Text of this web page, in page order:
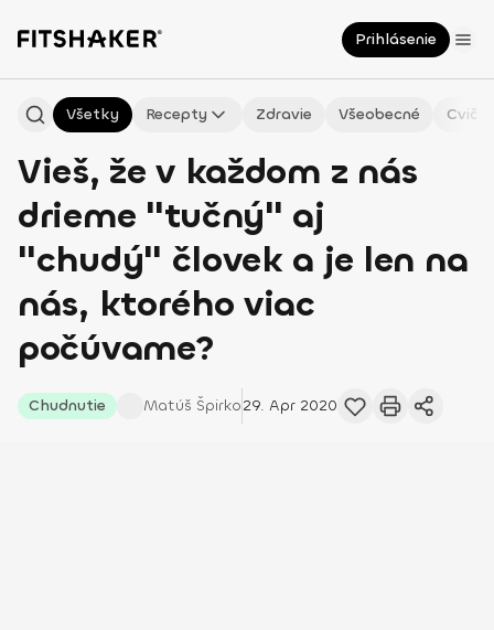
Prihlásenie
Všetky Recepty Zdravie Všeobecné
Vieš, že v každom z nás
drieme "tučný" aj
"chudý" človek a je len na
nás, ktorého viac
počúvame?
Chudnutie Matúš Špirko29. Apr 2020